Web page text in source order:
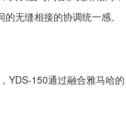
无缝相接的协调统一感。
YDS-150通过融合雅马哈的